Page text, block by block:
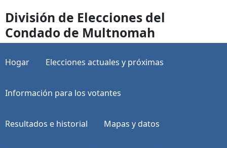
División de Elecciones del
Condado de Multnomah
Hogar Elecciones actuales y próximas
Información para los votantes
Resultados e historial Mapas y datos